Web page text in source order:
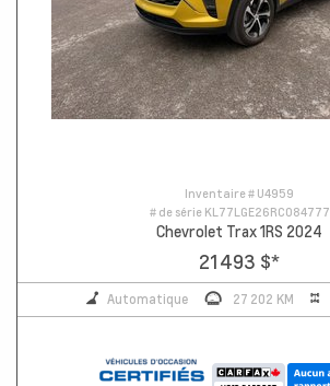
Inventaire # U4959
# de série KL77LGE26RC084777
Chevrolet Trax 1RS 2024
21 493 $*
Automatique 27 202 KM